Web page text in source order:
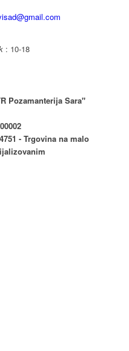
: 10-18
Pozamanterija Sara"
- Trgovina na malo